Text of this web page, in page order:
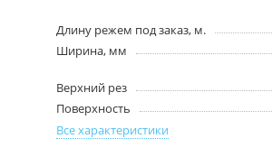
Длину режем под заказ, м.
Ширина, мм
Верхний рез
Поверхность
Все характеристики